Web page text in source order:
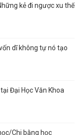
kẻ đi ngược xu thế
dĩ không tự nó tạo
Đại Học Văn Khoa
Chi bằng học